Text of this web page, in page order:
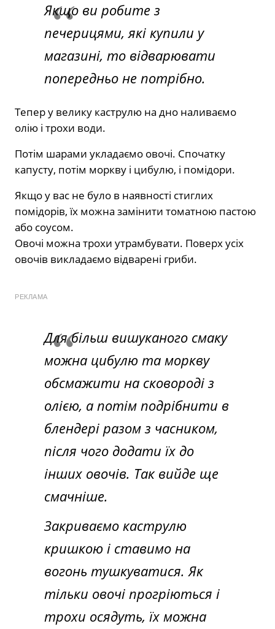
Якщо ви робите з
печерицями, які купили у
магазині, то відварювати
попередньо не потрібно.
Тепер у велику каструлю на дно наливаємо
олію і трохи води.
Потім шарами укладаємо овочі. Спочатку
капусту, потім моркву і цибулю, і помідори.
Якщо у вас не було в наявності стиглих
помідорів, їх можна замінити томатною пастою
або соусом.
Овочі можна трохи утрамбувати. Поверх усіх
овочів викладаємо відварені гриби.
РЕКЛАМА
Для більш вишуканого смаку
можна цибулю та моркву
обсмажити на сковороді з
олією, а потім подрібнити в
блендері разом з часником,
після чого додати їх до
інших овочів. Так вийде ще
смачніше.
Закриваємо каструлю
кришкою і ставимо на
вогонь тушкуватися. Як
тільки овочі прогріються і
трохи осядуть, їх можна